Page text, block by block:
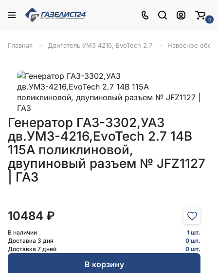
0
Главная Двигатель УМЗ 4216, EvoTech 2.7 Навесное
Генератор ГАЗ-3302,УАЗ
дв.УМЗ-4216,EvoTech 2.7 14В
115А поликлиновой,
двупиновый разъем № JFZ1127
| ГАЗ
10484 ₽
В наличии
1 шт.
Доставка 3 дня
0 шт.
Доставка 7 дней
0 шт.
В корзину